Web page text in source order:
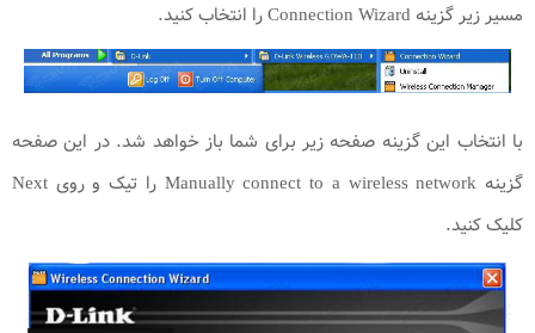
مسیر زیر گزینه Connection Wizard را انتخاب کنید.
با انتخاب این گزینه صفحه زیر برای شما باز خواهد شد. در این صفحه
گزینه Manually connect to a wireless network را تیک و روی Next
کلیک کنید.